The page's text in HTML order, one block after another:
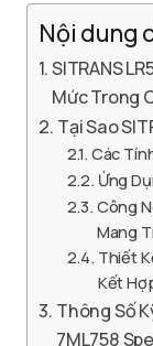
Nội dung
SITRANS
Mức Trong
Tại Sao
Các
Ứng
Công
Mang
Thiết
Kết
Thông Số
7ML758